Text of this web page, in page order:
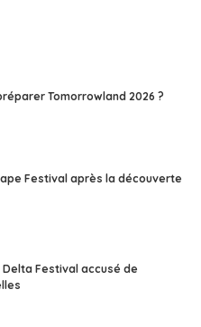
Tomorrowland 2026 ?
Festival après la découverte
Festival accusé de